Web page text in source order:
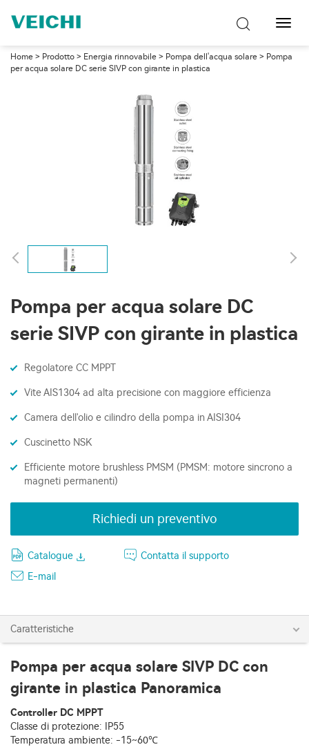
Home > Prodotto > Energia rinnovabile > Pompa dell'acqua solare > Pompa
per acqua solare DC serie SIVP con girante in plastica
Pompa per acqua solare DC
serie SIVP con girante in plastica
Regolatore CC MPPT
Vite AIS1304 ad alta precisione con maggiore efficienza
Camera dell'olio e cilindro della pompa in AISI304
Cuscinetto NSK
Efficiente motore brushless PMSM (PMSM: motore sincrono a
magneti permanenti)
Richiedi un preventivo
Catalogue
Contatta il supporto
E-mail
Caratteristiche
Pompa per acqua solare SIVP DC con
girante in plastica Panoramica
Controller DC MPPT
Classe di protezione: IP55
Temperatura ambiente: -15~60℃